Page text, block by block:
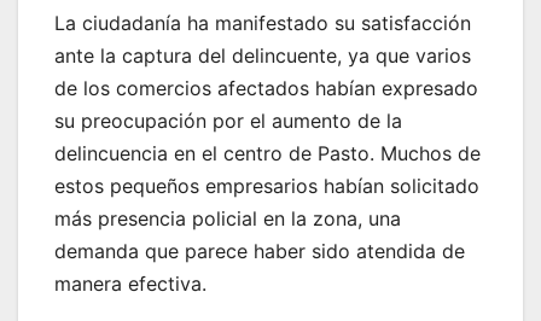
La ciudadanía ha manifestado su satisfacción
ante la captura del delincuente, ya que varios
de los comercios afectados habían expresado
su preocupación por el aumento de la
delincuencia en el centro de Pasto. Muchos de
estos pequeños empresarios habían solicitado
más presencia policial en la zona, una
demanda que parece haber sido atendida de
manera efectiva.